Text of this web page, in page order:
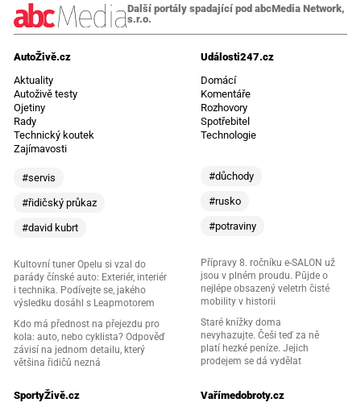
Další portály spadající pod abcMedia Network,
s.r.o.
AutoŽivě.cz
Aktuality
Autoživě testy
Ojetiny
Rady
Technický koutek
Zajímavosti
#servis
#řidičský průkaz
#david kubrt
Kultovní tuner Opelu si vzal do
parády čínské auto: Exteriér, interiér
i technika. Podívejte se, jakého
výsledku dosáhl s Leapmotorem
Kdo má přednost na přejezdu pro
kola: auto, nebo cyklista? Odpověď
závisí na jednom detailu, který
většina řidičů nezná
Události247.cz
Domácí
Komentáře
Rozhovory
Spotřebitel
Technologie
#důchody
#rusko
#potraviny
Přípravy 8. ročníku e-SALON už
jsou v plném proudu. Půjde o
nejlépe obsazený veletrh čisté
mobility v historii
Staré knížky doma
nevyhazujte. Češi teď za ně
platí hezké peníze. Jejich
prodejem se dá vydělat
SportyŽivě.cz
Vařímedobroty.cz